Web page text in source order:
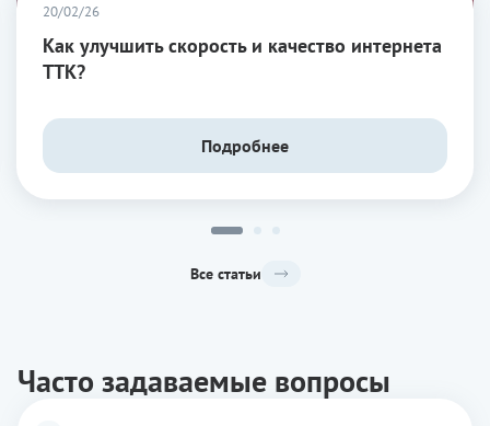
20/02/26
Как улучшить скорость и качество интернета
ТТК?
Подробнее
Все статьи
Часто задаваемые вопросы